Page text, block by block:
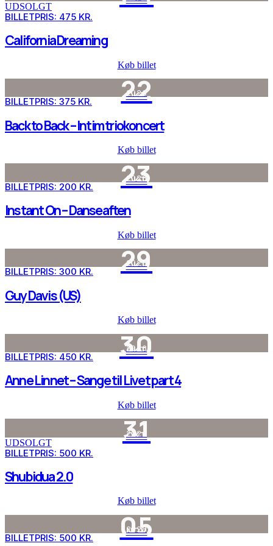
UDSOLGT
BILLETPRIS: 475 KR.
California Dreaming
Køb billet
22
OKT
2026
BILLETPRIS: 375 KR.
Back to Back – Intim triokoncert
Køb billet
23
OKT
2026
BILLETPRIS: 200 KR.
Instant On – Danseaften
Køb billet
29
OKT
2026
BILLETPRIS: 300 KR.
Guy Davis (US)
Køb billet
30
OKT
2026
BILLETPRIS: 450 KR.
Anne Linnet – Sange til Livet part 4
Køb billet
31
OKT
2026
UDSOLGT
BILLETPRIS: 500 KR.
Shubidua 2.0
Køb billet
05
NOV
2026
BILLETPRIS: 500 KR.